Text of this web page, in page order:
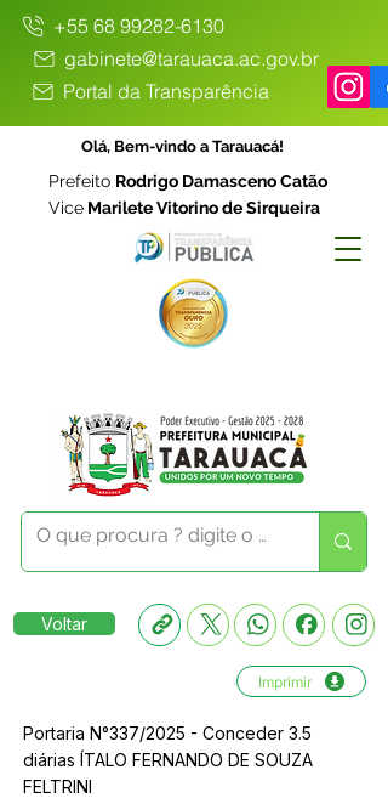
+55 68 99282-6130
gabinete@tarauaca.ac.gov.br
Portal da Transparência
Olá, Bem-vindo a Tarauacá!
Prefeito Rodrigo Damasceno Catão
Vice Marilete Vitorino de Sirqueira
Voltar
Imprimir
Portaria N°337/2025 - Conceder 3.5
diárias ÍTALO FERNANDO DE SOUZA
FELTRINI